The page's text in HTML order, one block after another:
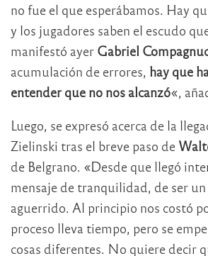
no fue el que esperábamos. Hay
y los jugadores saben el escudo
manifestó ayer Gabriel
acumulación de errores, hay que
entender que no nos alcanzó«,
Luego, se expresó acerca de la
Zielinski tras el breve paso de
de Belgrano. «Desde que llegó
mensaje de tranquilidad, de ser
aguerrido. Al principio nos costó
proceso lleva tiempo, pero se
cosas diferentes. No quiere decir